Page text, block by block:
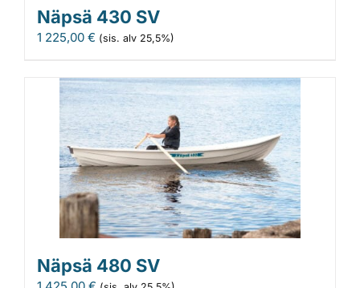
Näpsä 430 SV
1 225,00 € (sis. alv 25,5%)
Näpsä 480 SV